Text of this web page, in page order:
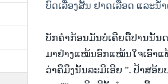
ບົດເລື່ອງສັ້ນ ຢາດເລືອດ ແລະນ້ຳ
ບັກ​ຄຳກ້ອນມັນບໍ່ເຄີຍດື້ປານນັ້ນ
ມາຢ່າງແໝ້ນອົກແໝ້ນໃຈເອົາແ
ວ່າຄືມຶງນັ້ນລະມີເອີຍ”. ປ້າສອ້ຍ